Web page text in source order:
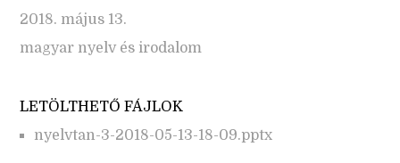
2018. május 13.
magyar nyelv és irodalom
LETÖLTHETŐ FÁJLOK
nyelvtan-3-2018-05-13-18-09.pptx